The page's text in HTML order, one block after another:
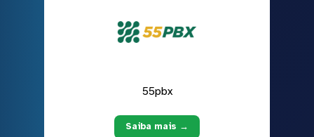
55pbx
Saiba mais →